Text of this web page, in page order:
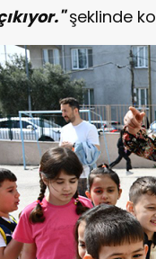
şeklinde